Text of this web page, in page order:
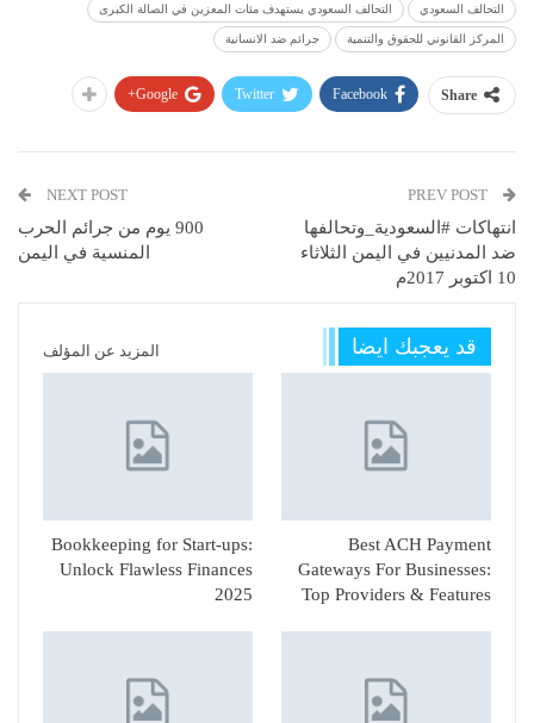
التحالف السعودي التحالف السعودي يستهدف مئات المعزين في الصالة الكبرى
المركز القانوني للحقوق والتنمية جرائم ضد الانسانية
Share
Facebook
Twitter
Google+
انتهاكات #السعودية_وتحالفها
ضد المدنيين في اليمن الثلاثاء
10 اكتوبر 2017م
NEXT POST
900 يوم من جرائم الحرب
المنسية في اليمن
قد يعجبك ايضا المزيد عن المؤلف
Best ACH Payment
Gateways For Businesses:
Top Providers & Features
Bookkeeping for Start-ups:
Unlock Flawless Finances
2025